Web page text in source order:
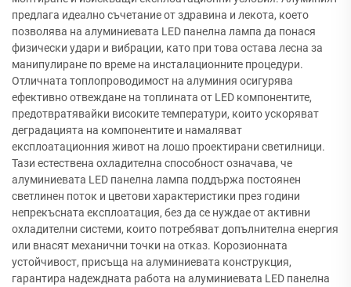
предлага идеално съчетание от здравина и лекота, което
позволява на алуминиевата LED панелна лампа да понася
физически удари и вибрации, като при това остава лесна за
манипулиране по време на инсталационните процедури.
Отличната топлопроводимост на алуминия осигурява
ефективно отвеждане на топлината от LED компонентите,
предотвратявайки високите температури, които ускоряват
деградацията на компонентите и намаляват
експлоатационния живот на лошо проектирани светилници.
Тази естествена охладителна способност означава, че
алуминиевата LED панелна лампа поддържа постоянен
светлинен поток и цветови характеристики през години
непрекъсната експлоатация, без да се нуждае от активни
охладителни системи, които потребяват допълнителна енергия
или внасят механични точки на отказ. Корозионната
устойчивост, присъща на алуминиевата конструкция,
гарантира надеждната работа на алуминиевата LED панелна